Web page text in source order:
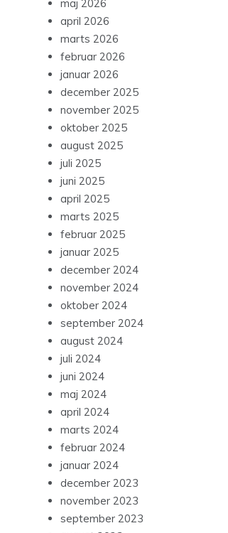
maj 2026
april 2026
marts 2026
februar 2026
januar 2026
december 2025
november 2025
oktober 2025
august 2025
juli 2025
juni 2025
april 2025
marts 2025
februar 2025
januar 2025
december 2024
november 2024
oktober 2024
september 2024
august 2024
juli 2024
juni 2024
maj 2024
april 2024
marts 2024
februar 2024
januar 2024
december 2023
november 2023
september 2023